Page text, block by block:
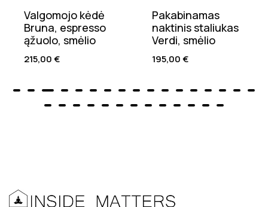
Valgomojo kėdė
Bruna, espresso
ąžuolo, smėlio
215,00€
Pakabinamas
naktinis staliukas
Verdi, smėlio
195,00€